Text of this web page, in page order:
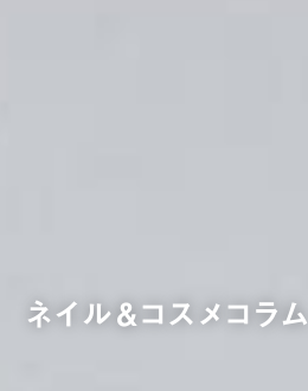
ネイル＆コスメコラム